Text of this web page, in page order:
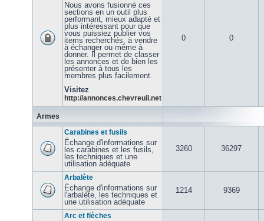
Nous avons fusionné ces
sections en un outil plus
performant, mieux adapté et
plus intéressant pour que
vous puissiez publier vos
items recherchés, à vendre
à échanger ou même à
donner. Il permet de classer
les annonces et de bien les
présenter à tous les
membres plus facilement.
Visitez
http://annonces.chevreuil.net
0 0
Armes
Carabines et fusils
Échange d'informations sur
les carabines et les fusils,
les techniques et une
utilisation adéquate
3260 36297
Arbalète
Échange d'informations sur
l'arbalète, les techniques et
une utilisation adéquate
1214 9369
Arc et flèches